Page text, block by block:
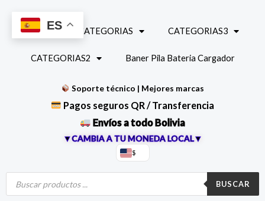
contenido
INICIO CATEGORIAS CATEGORIAS3
CATEGORIAS2 Baner Pila Bateria Cargador
Soporte técnico | Mejores marcas
Pagos seguros QR / Transferencia
Envíos a todo Bolivia
▼CAMBIA A TU MONEDA LOCAL▼
$
Búsqueda
productos
BUSCAR
ES